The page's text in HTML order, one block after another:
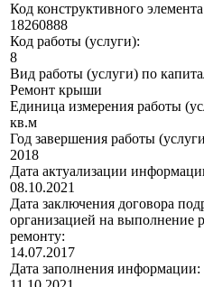
Код конструктивного
18260888
Код работы (услуги):
8
Вид работы (услуги) по
Ремонт крыши
Единица измерения работы
кв.м
Год завершения работы
2018
Дата актуализации
08.10.2021
Дата заключения договора
организацией на выполнение
ремонту:
14.07.2017
Дата заполнения информации: